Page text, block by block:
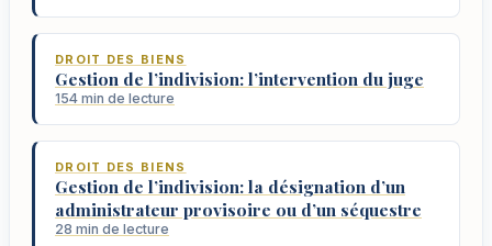
DROIT DES BIENS
Gestion de l’indivision: l’intervention du juge
154 min de lecture
DROIT DES BIENS
Gestion de l’indivision: la désignation d’un
administrateur provisoire ou d’un séquestre
28 min de lecture